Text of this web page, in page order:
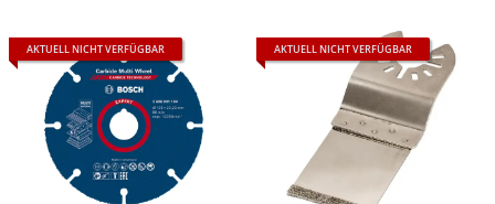
AKTUELL NICHT VERFÜGBAR AKTUELL NICHT VERFÜGBAR